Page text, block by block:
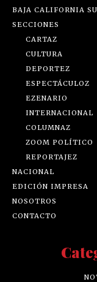
BAJA CALIFORNIA
SECCIONES
CARTAZ
CULTURA
DEPORTEZ
ESPECTÁCULOZ
EZENARIO
INTERNACIONAL
COLUMNAZ
ZOOM POLÍTICO
REPORTAJEZ
NACIONAL
EDICIÓN IMPRESA
NOSOTROS
CONTACTO